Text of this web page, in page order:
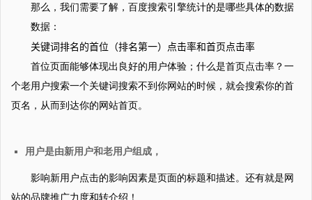
那么，我们需要了解，百度搜索引擎统计的是哪些具体的数据
数据：
关键词排名的首位（排名第一）点击率和首页点击率
首位页面能够体现出良好的用户体验；什么是首页点击率？一
个老用户搜索一个关键词搜索不到你网站的时候，就会搜索你的首
页名，从而到达你的网站首页。
用户是由新用户和老用户组成，
影响新用户点击的影响因素是页面的标题和描述。还有就是网
站的品牌推广力度和转介绍！